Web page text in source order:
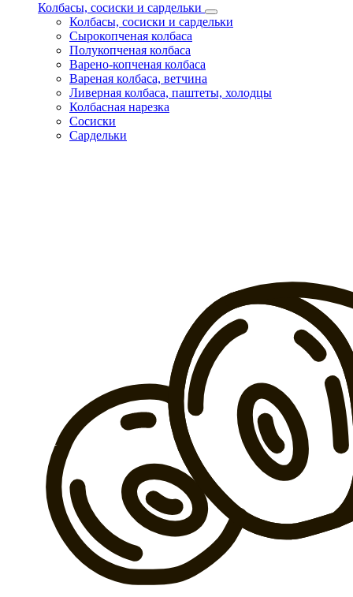
Колбасы, сосиски и сардельки
Колбасы, сосиски и сардельки
Сырокопченая колбаса
Полукопченая колбаса
Варено-копченая колбаса
Вареная колбаса, ветчина
Ливерная колбаса, паштеты, холодцы
Колбасная нарезка
Сосиски
Сардельки